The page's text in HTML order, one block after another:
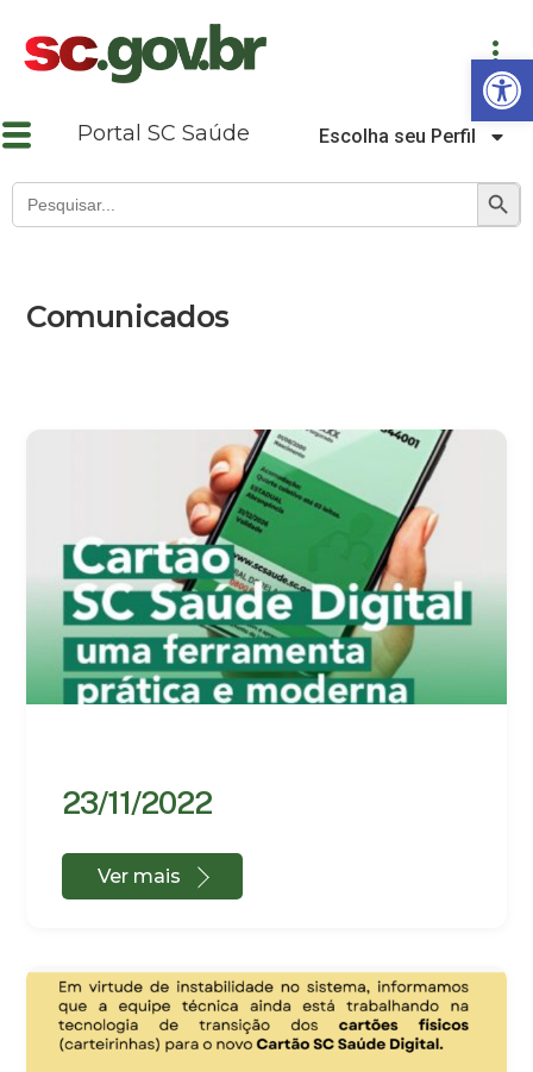
Abrir a barra de ferramentas
Portal SC Saúde Escolha seu Perfil
Search
for:
SEARCH
Comunicados
23/11/2022
Ver mais